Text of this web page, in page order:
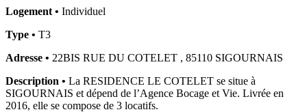
Logement • Individuel
Type • T3
Adresse • 22BIS RUE DU COTELET , 85110 SIGOURNAIS
Description • La RESIDENCE LE COTELET se situe à
SIGOURNAIS et dépend de l’Agence Bocage et Vie. Livrée en
2016, elle se compose de 3 locatifs.